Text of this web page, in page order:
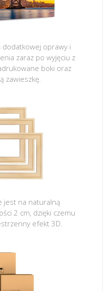
dodatkowej oprawy i
zaraz po wyjęciu z
boki oraz
zawieszkę.
jest na naturalną
2 cm, dzięki czemu
efekt 3D.